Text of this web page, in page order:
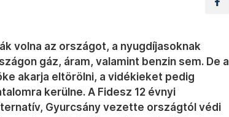
volna az országot, a nyugdíjasoknak
gáz, áram, valamint benzin sem. De a
akarja eltörölni, a vidékieket pedig
kerülne. A Fidesz 12 évnyi
Gyurcsány vezette országtól védi